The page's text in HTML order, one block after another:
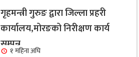
गृहमन्त्री गुरुङ द्वारा जिल्ला प्रहरी
कार्यालय,मोरङको निरीक्षण कार्य
सम्पन्न१ महिना अघि